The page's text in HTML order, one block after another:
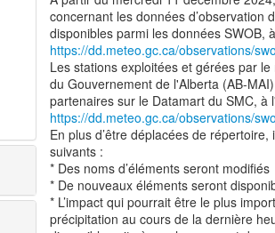
concernant les données d’observation
https://dd.meteo.gc.ca/observations/
Les stations exploitées et gérées par
du Gouvernement de l'Alberta (AB-
https://dd.meteo.gc.ca/observations/
En plus d’être déplacées de
suivants :
* Des noms d’éléments seront modifiés
* De nouveaux éléments seront
* L’impact qui pourrait être le plus
précipitation au cours de la dernière